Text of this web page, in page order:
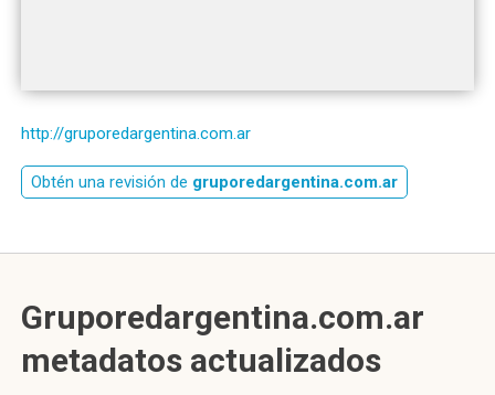
http://gruporedargentina.com.ar
Obtén una revisión de gruporedargentina.com.ar
Gruporedargentina.com.ar
metadatos actualizados